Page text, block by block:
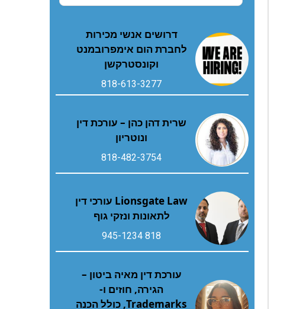
דרושים אנשי מכירות
לחברת הום אימפרובמנט
וקונסטרקשן
818-613-3277
שרית דהן כהן – עורכת דין
ונוטריון
818-482-3754
Lionsgate Law עורכי דין
לתאונות ונזקי גוף
818 945-1234
עורכת דין מאיה ביטון –
הגירה, חוזים ו-
Trademarks, כולל הכנה